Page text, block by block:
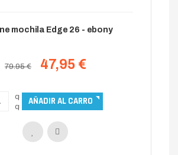
mochila Edge 26 - ebony
79.95 € 47,95 €